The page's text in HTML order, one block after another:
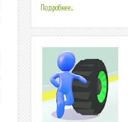
Подробнее...